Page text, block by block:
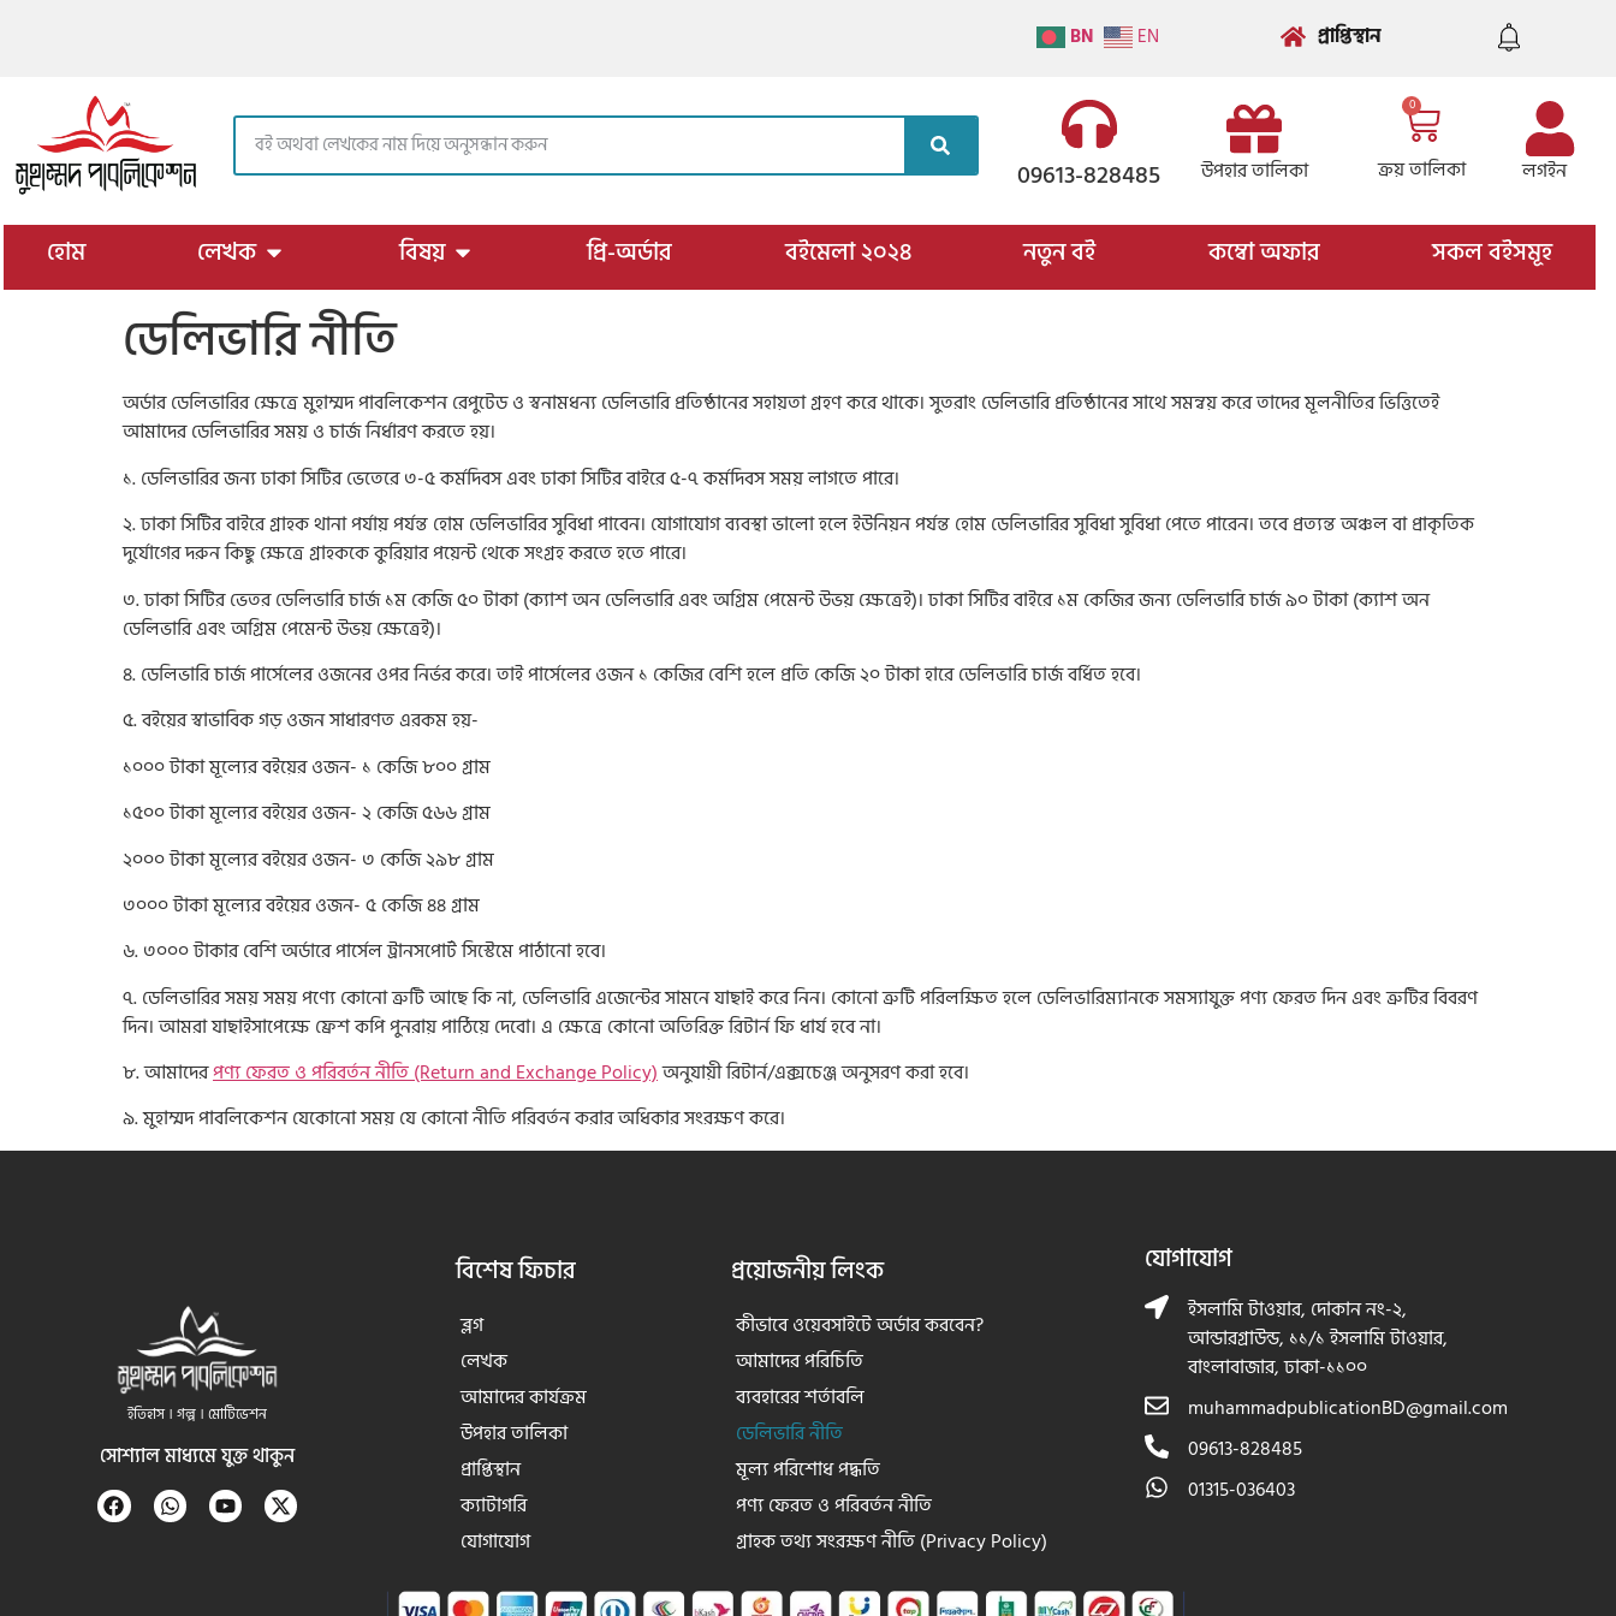
BN EN প্রাপ্তিস্থান
09613-828485 উপহার তালিকা
0
ক্রয় তালিকা লগইন
হোম লেখক বিষয় প্রি-অর্ডার বইমেলা ২০২৪ নতুন বই কম্বো অফার সকল বইসমূহ
ডেলিভারি নীতি
অর্ডার ডেলিভারির ক্ষেত্রে মুহাম্মদ পাবলিকেশন রেপুটেড ও স্বনামধন্য ডেলিভারি প্রতিষ্ঠানের সহায়তা গ্রহণ করে থাকে। সুতরাং ডেলিভারি প্রতিষ্ঠানের সাথে সমন্বয় করে তাদের মূলনীতির ভিত্তিতেই
আমাদের ডেলিভারির সময় ও চার্জ নির্ধারণ করতে হয়।
১. ডেলিভারির জন্য ঢাকা সিটির ভেতেরে ৩-৫ কর্মদিবস এবং ঢাকা সিটির বাইরে ৫-৭ কর্মদিবস সময় লাগতে পারে।
২. ঢাকা সিটির বাইরে গ্রাহক থানা পর্যায় পর্যন্ত হোম ডেলিভারির সুবিধা পাবেন। যোগাযোগ ব্যবস্থা ভালো হলে ইউনিয়ন পর্যন্ত হোম ডেলিভারির সুবিধা সুবিধা পেতে পারেন। তবে প্রত্যন্ত অঞ্চল বা প্রাকৃতিক
দুর্যোগের দরুন কিছু ক্ষেত্রে গ্রাহককে কুরিয়ার পয়েন্ট থেকে সংগ্রহ করতে হতে পারে।
৩. ঢাকা সিটির ভেতর ডেলিভারি চার্জ ১ম কেজি ৫০ টাকা (ক্যাশ অন ডেলিভারি এবং অগ্রিম পেমেন্ট উভয় ক্ষেত্রেই)। ঢাকা সিটির বাইরে ১ম কেজির জন্য ডেলিভারি চার্জ ৯০ টাকা (ক্যাশ অন
ডেলিভারি এবং অগ্রিম পেমেন্ট উভয় ক্ষেত্রেই)।
৪. ডেলিভারি চার্জ পার্সেলের ওজনের ওপর নির্ভর করে। তাই পার্সেলের ওজন ১ কেজির বেশি হলে প্রতি কেজি ২০ টাকা হারে ডেলিভারি চার্জ বর্ধিত হবে।
৫. বইয়ের স্বাভাবিক গড় ওজন সাধারণত এরকম হয়-
১০০০ টাকা মূল্যের বইয়ের ওজন- ১ কেজি ৮০০ গ্রাম
১৫০০ টাকা মূল্যের বইয়ের ওজন- ২ কেজি ৫৬৬ গ্রাম
২০০০ টাকা মূল্যের বইয়ের ওজন- ৩ কেজি ২৯৮ গ্রাম
৩০০০ টাকা মূল্যের বইয়ের ওজন- ৫ কেজি ৪৪ গ্রাম
৬. ৩০০০ টাকার বেশি অর্ডারে পার্সেল ট্রানসপোর্ট সিস্টেমে পাঠানো হবে।
৭. ডেলিভারির সময় সময় পণ্যে কোনো ত্রুটি আছে কি না, ডেলিভারি এজেন্টের সামনে যাছাই করে নিন। কোনো ত্রুটি পরিলক্ষিত হলে ডেলিভারিম্যানকে সমস্যাযুক্ত পণ্য ফেরত দিন এবং ত্রুটির বিবরণ
দিন। আমরা যাছাইসাপেক্ষে ফ্রেশ কপি পুনরায় পাঠিয়ে দেবো। এ ক্ষেত্রে কোনো অতিরিক্ত রিটার্ন ফি ধার্য হবে না।
৮. আমাদেরপণ্য ফেরত ও পরিবর্তন নীতি (Return and Exchange Policy)অনুযায়ী রিটার্ন/এক্সচেঞ্জ অনুসরণ করা হবে।
৯. মুহাম্মদ পাবলিকেশন যেকোনো সময় যে কোনো নীতি পরিবর্তন করার অধিকার সংরক্ষণ করে।
ইতিহাস । গল্প । মোটিভেশন
সোশ্যাল মাধ্যমে যুক্ত থাকুন
বিশেষ ফিচার
ব্লগ
লেখক
আমাদের কার্যক্রম
উপহার তালিকা
প্রাপ্তিস্থান
ক্যাটাগরি
যোগাযোগ
প্রয়োজনীয় লিংক
কীভাবে ওয়েবসাইটে অর্ডার করবেন?
আমাদের পরিচিতি
ব্যবহারের শর্তাবলি
ডেলিভারি নীতি
মূল্য পরিশোধ পদ্ধতি
পণ্য ফেরত ও পরিবর্তন নীতি
গ্রাহক তথ্য সংরক্ষণ নীতি (Privacy Policy)
যোগাযোগ
ইসলামি টাওয়ার, দোকান নং-২,
আন্ডারগ্রাউন্ড, ১১/১ ইসলামি টাওয়ার,
বাংলাবাজার, ঢাকা-১১০০
muhammadpublicationBD@gmail.com
09613-828485
01315-036403